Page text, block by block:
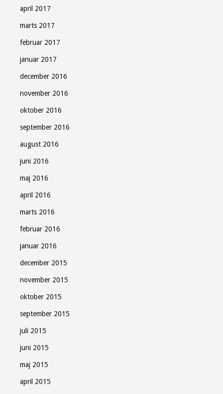
april 2017
marts 2017
februar 2017
januar 2017
december 2016
november 2016
oktober 2016
september 2016
august 2016
juni 2016
maj 2016
april 2016
marts 2016
februar 2016
januar 2016
december 2015
november 2015
oktober 2015
september 2015
juli 2015
juni 2015
maj 2015
april 2015